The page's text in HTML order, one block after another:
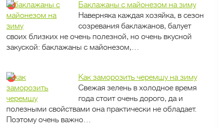
Баклажаны с майонезом на зиму
Наверняка каждая хозяйка, в сезон
созревания баклажанов, балует
своих близких не очень полезной, но очень вкусной
закуской: баклажаны с майонезом,…
Как заморозить черемшу на зиму
Свежая зелень в холодное время
года стоит очень дорого, да и
полезными свойствами она практически не обладает.
Поэтому очень важно…